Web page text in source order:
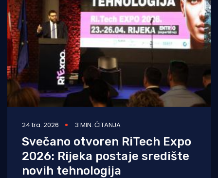
24 tra. 2026 3 MIN. ČITANJA
Svečano otvoren RiTech Expo
2026: Rijeka postaje središte
novih tehnologija